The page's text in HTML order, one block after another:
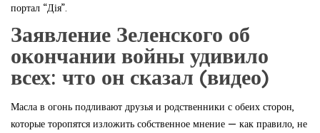
портал “Дія”.
Заявление Зеленского об
окончании войны удивило
всех: что он сказал (видео)
Масла в огонь подливают друзья и родственники с обеих сторон,
которые торопятся изложить собственное мнение — как правило, не